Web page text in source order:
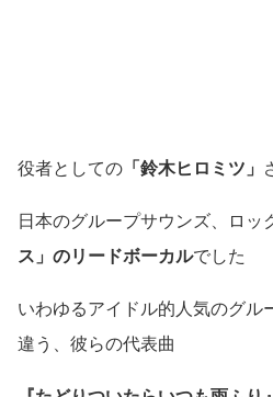
役者としての 「鈴木ヒロミツ」
日本のグループサウンズ、ロッ
ス」のリードボーカルでした
いわゆるアイドル的人気のグル
違う、彼らの代表曲